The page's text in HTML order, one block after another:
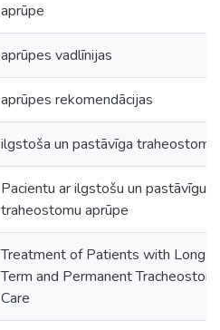
aprūpe
aprūpes vadlīnijas
aprūpes rekomendācijas
ilgstoša un pastāvīga traheostoma
Pacientu ar ilgstošu un pastāvīgu
traheostomu aprūpe
Treatment of Patients with Long-
Term and Permanent
Care